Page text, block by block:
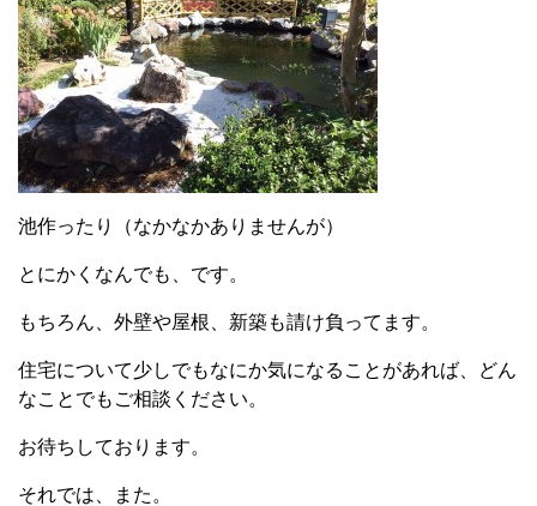
池作ったり（なかなかありませんが）
とにかくなんでも、です。
もちろん、外壁や屋根、新築も請け負ってます。
住宅について少しでもなにか気になることがあれば、どん
なことでもご相談ください。
お待ちしております。
それでは、また。